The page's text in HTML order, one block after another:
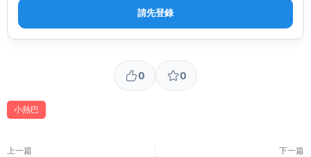
請先登錄
0 0
小熱巴
上一篇 下一篇